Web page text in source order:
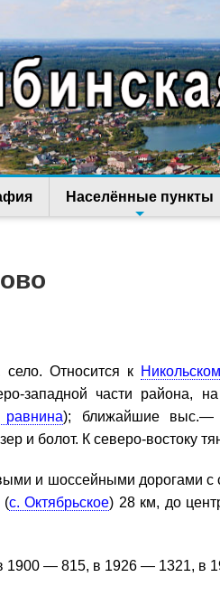
Населённые пункты
село. Относится к
западной части района,
); ближайшие
и болот. К северо-востоку
и шоссейными дорогами
(с. Октябрьское) 28 км, до
1900 — 815, в 1926 — 1321, в